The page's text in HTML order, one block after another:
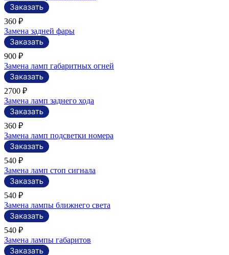
360 ₽
Замена задней фары
900 ₽
Замена ламп габаритных огней
2700 ₽
Замена ламп заднего хода
360 ₽
Замена ламп подсветки номера
540 ₽
Замена ламп стоп сигнала
540 ₽
Замена лампы ближнего света
540 ₽
Замена лампы габаритов